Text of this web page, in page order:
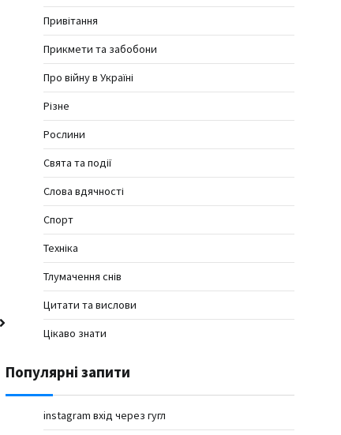
Привітання
Прикмети та забобони
Про війну в Україні
Різне
Рослини
Свята та події
Слова вдячності
Спорт
Техніка
Тлумачення снів
Цитати та вислови
Цікаво знати
Популярні запити
instagram вхід через гугл